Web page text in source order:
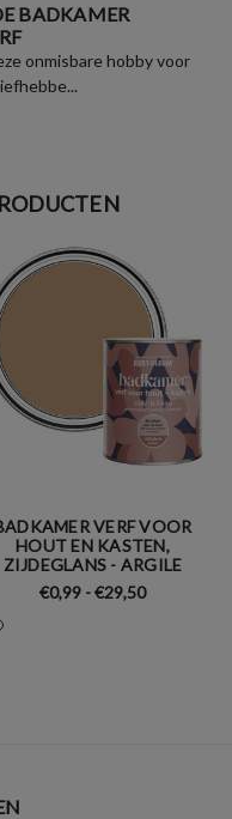
BADKAMER
onmisbare hobby voor
VERF VOOR
HOUT EN KASTEN,
ZIJDEGLANS - ARGILE
€0,99 - €29,50